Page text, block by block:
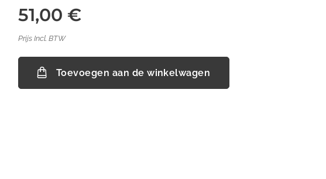
51,00 €
Prijs Incl. BTW
Toevoegen aan de winkelwagen